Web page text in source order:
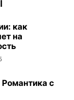
как
на
с